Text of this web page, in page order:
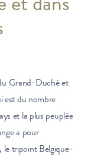
et dans
Grand-Duché et
est du nombre
et la plus peuplée
a pour
le tripoint Belgique-